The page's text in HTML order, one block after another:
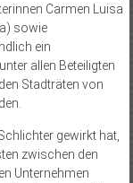
Carmen Luisa
sowie
ein
allen Beteiligten
Stadträten von
gewirkt hat,
zwischen den
Unternehmen